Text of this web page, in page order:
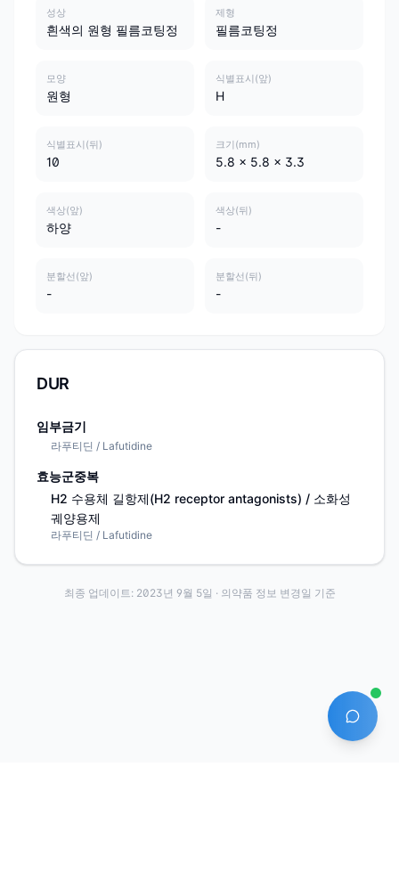
성상
흰색의 원형 필름코팅정
제형
필름코팅정
모양
원형
식별표시(앞)
H
식별표시(뒤)
10
크기(mm)
5.8 x 5.8 x 3.3
색상(앞)
하양
색상(뒤)
-
분할선(앞)
-
분할선(뒤)
-
DUR
임부금기
라푸티딘 / Lafutidine
효능군중복
H2 수용체 길항제(H2 receptor antagonists) / 소화성
궤양용제
라푸티딘 / Lafutidine
AI 에이
최종 업데이트: 2023년 9월 5일 · 의약품 정보 변경일 기준